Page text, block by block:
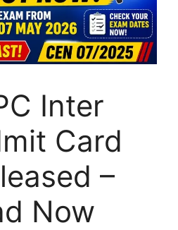
Inter
Card
–
Now